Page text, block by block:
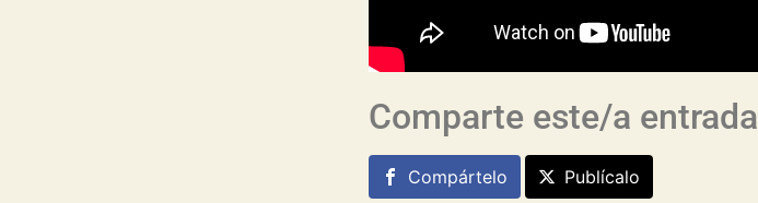
Comparte este/a entrada
Compártelo Publícalo